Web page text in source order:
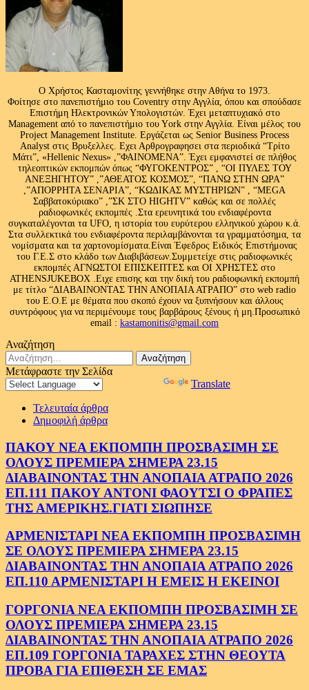
Ο Χρήστος Κασταμονίτης γεννήθηκε στην Αθήνα το 1973.
Φοίτησε στο πανεπιστήμιο του Coventry στην Αγγλία, όπου και σπούδασε
Επιστήμη Ηλεκτρονικών Υπολογιστών. Έχει μεταπτυχιακό στο
Management από το πανεπιστήμιο του Υork στην Αγγλία. Είναι μέλος του
Project Management Institute. Εργάζεται ως Senior Business Process
Analyst στις Βρυξελλες. Εχει Αρθρογραφησει στα περιοδικά “Τρίτο
Μάτι”, «Hellenic Nexus» ,”ΦΑΙΝΟΜΕΝΑ”. Έχει εμφανιστεί σε πλήθος
τηλεοπτικών εκπομπών όπως “ΦΥΓΟΚΕΝΤΡΟΣ” , “ΟΙ ΠΥΛΕΣ ΤΟΥ
ΑΝΕΞΗΓΗΤΟΥ” ,”ΑΘΕΑΤΟΣ ΚΟΣΜΟΣ”, “ΠΑΝΩ ΣΤΗΝ ΩΡΑ”
,”ΑΠΟΡΡΗΤΑ ΣΕΝΑΡΙΑ”, “ΚΩΔΙΚΑΣ ΜΥΣΤΗΡΙΩΝ” , “MEGA
Σαββατοκύριακο” ,”ΣΚ ΣΤΟ HIGHTV” καθώς και σε πολλές
ραδιοφωνικές εκπομπές .Στα ερευνητικά του ενδιαφέροντα
συγκαταλέγονται τα UFO, η ιστορία του ευρύτερου ελληνικού χώρου κ.ά.
Στα συλλεκτικά του ενδιαφέροντα περιλαμβάνονται τα γραμματόσημα, τα
νομίσματα και τα χαρτονομίσματα.Είναι Έφεδρος Ειδικός Επιστήμονας
του Γ.Ε.Σ στο κλάδο των Διαβιβάσεων.Συμμετείχε στις ραδιοφωνικές
εκπομπές ΑΓΝΩΣΤΟΙ ΕΠΙΣΚΕΠΤΕΣ και ΟΙ ΧΡΗΣΤΕΣ στο
ATHENSJUKEBOX .Ειχε επισης και την δική του ραδιοφωνική εκπομπή
με τίτλο “ΔΙΑΒΑΙΝΟΝΤΑΣ ΤΗΝ ΑΝΟΠΑΙΑ ΑΤΡΑΠΟ” στο web radio
του Ε.Ο.Ε με θέματα που σκοπό έχουν να ξυπνήσουν και άλλους
συντρόφους για να περιμένουμε τους βαρβάρους ξένους ή μη.Προσωπικό
email : kastamonitis@gmail.com
Αναζήτηση
Αναζήτηση
για:
Μετάφραστε την Σελίδα
Translate
Τελευταία άρθρα
Δημοφιλή άρθρα
ΠΑΚΟΥ ΝΕΑ ΕΚΠΟΜΠΗ ΠΡΟΣΒΑΣΙΜΗ ΣΕ
ΟΛΟΥΣ ΠΡΕΜΙΕΡΑ ΣΗΜΕΡΑ 23.15
ΔΙΑΒΑΙΝΟΝΤΑΣ ΤΗΝ ΑΝΟΠΑΙΑ ΑΤΡΑΠΟ 2026
ΕΠ.111 ΠΑΚΟΥ ΑΝΤΟΝΙ ΦΑΟΥΤΣΙ Ο ΦΡΑΠΕΣ
ΤΗΣ ΑΜΕΡΙΚΗΣ.ΓΙΑΤΙ ΣΙΩΠΗΣΕ
ΑΡΜΕΝΙΣΤΑΡΙ ΝΕΑ ΕΚΠΟΜΠΗ ΠΡΟΣΒΑΣΙΜΗ
ΣΕ ΟΛΟΥΣ ΠΡΕΜΙΕΡΑ ΣΗΜΕΡΑ 23.15
ΔΙΑΒΑΙΝΟΝΤΑΣ ΤΗΝ ΑΝΟΠΑΙΑ ΑΤΡΑΠΟ 2026
ΕΠ.110 ΑΡΜΕΝΙΣΤΑΡΙ Η ΕΜΕΙΣ Η ΕΚΕΙΝΟΙ
ΓΟΡΓΟΝΙΑ ΝΕΑ ΕΚΠΟΜΠΗ ΠΡΟΣΒΑΣΙΜΗ ΣΕ
ΟΛΟΥΣ ΠΡΕΜΙΕΡΑ ΣΗΜΕΡΑ 23.15
ΔΙΑΒΑΙΝΟΝΤΑΣ ΤΗΝ ΑΝΟΠΑΙΑ ΑΤΡΑΠΟ 2026
ΕΠ.109 ΓΟΡΓΟΝΙΑ ΤΑΡΑΧΕΣ ΣΤΗΝ ΘΕΟΥΤΑ
ΠΡΟΒΑ ΓΙΑ ΕΠΙΘΕΣΗ ΣΕ ΕΜΑΣ